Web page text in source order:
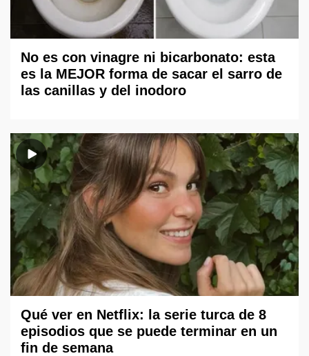
No es con vinagre ni bicarbonato: esta
es la MEJOR forma de sacar el sarro de
las canillas y del inodoro
Qué ver en Netflix: la serie turca de 8
episodios que se puede terminar en un
fin de semana